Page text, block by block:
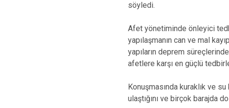
söyledi.
Afet yönetiminde önleyici
yapılaşmanın can ve mal
yapıların deprem
afetlere karşı en güçlü
Konuşmasında kuraklık ve
ulaştığını ve birçok barajda